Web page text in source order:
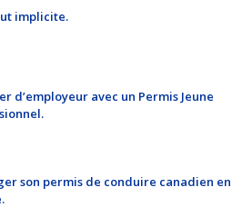
implicite.
d’employeur avec un Permis Jeune
son permis de conduire canadien en